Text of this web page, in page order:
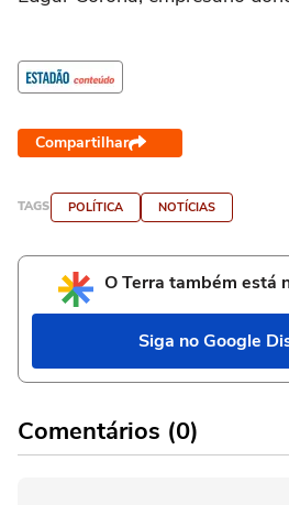
Compartilhar
TAGS POLÍTICA NOTÍCIAS
O Terra também está
Siga no Google
Comentários (0)